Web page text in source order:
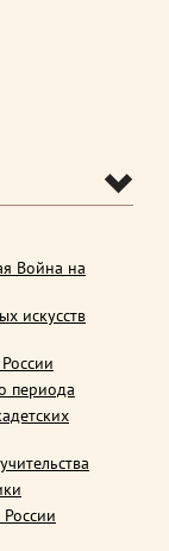
Война на
искусств
периода